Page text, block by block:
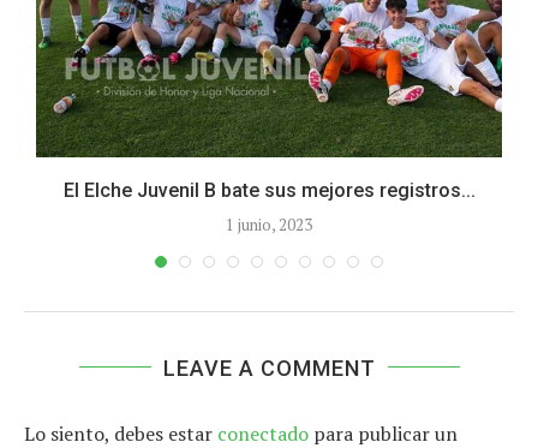
El Elche Juvenil B bate sus mejores registros...
1 junio, 2023
LEAVE A COMMENT
Lo siento, debes estar conectado para publicar un